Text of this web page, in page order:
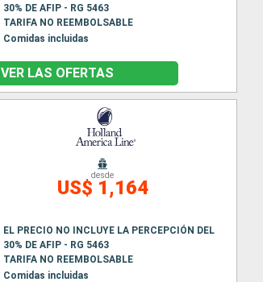
30% DE AFIP - RG 5463
TARIFA NO REEMBOLSABLE
Comidas incluidas
VER LAS OFERTAS
desde
US$ 1,164
EL PRECIO NO INCLUYE LA PERCEPCIÓN DEL
30% DE AFIP - RG 5463
TARIFA NO REEMBOLSABLE
Comidas incluidas